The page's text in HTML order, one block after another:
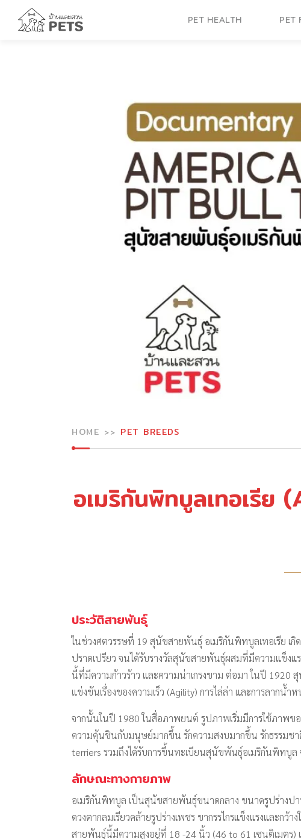
content
PET HEALTH PET
HOME PET BREEDS
อเมริกันพิทบูลเทอเรี
ประวัติสายพันธุ์
ในช่วงศตวรรษที่ 19 สุนัขสายพันธุ์ อเมริกันพิทบูลเทอเรีย เ
ปราดเปรียว จนได้รับรางวัลสุนัขสายพันธุ์ผสมที่มีความแข็ง
นี้ที่มีความก้าวร้าว และความน่าเกรงขาม ต่อมา ในปี 1920
แข่งขันเรื่องของความเร็ว (Agility) การไล่ล่า และการลาก
จากนั้นในปี 1980 ในสื่อภาพยนต์ รูปภาพเริ่มมีการใช้ภาพ
ความคุ้นชินกับมนุษย์มากขึ้น รักความสงบมากขึ้น รักธรรม
terriers รวมถึงได้รับการขึ้นทะเบียนสุนัขพันธุ์อเมริกันพิทบูล
ลักษณะทางกายภาพ
อเมริกันพิทบูล เป็นสุนัขสายพันธุ์ขนาดกลาง ขนาดรูปร่าง
ดวงตากลมเรียวคล้ายรูปร่างเพชร ขากรรไกรแข็งแรงและ
สายพันธุ์นี้มีความสูงอยู่ที่ 18 -24 นิ้ว (46 to 61 เซนติเมตร